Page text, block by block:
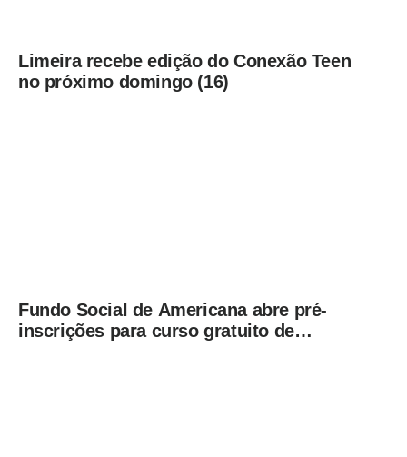
Limeira recebe edição do Conexão Teen
no próximo domingo (16)
Fundo Social de Americana abre pré-
inscrições para curso gratuito de